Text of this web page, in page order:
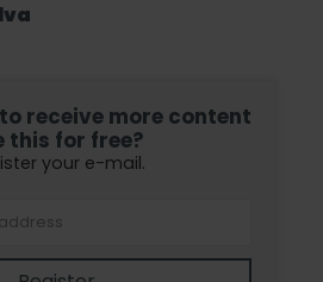
receive more content
this for free?
your e-mail.